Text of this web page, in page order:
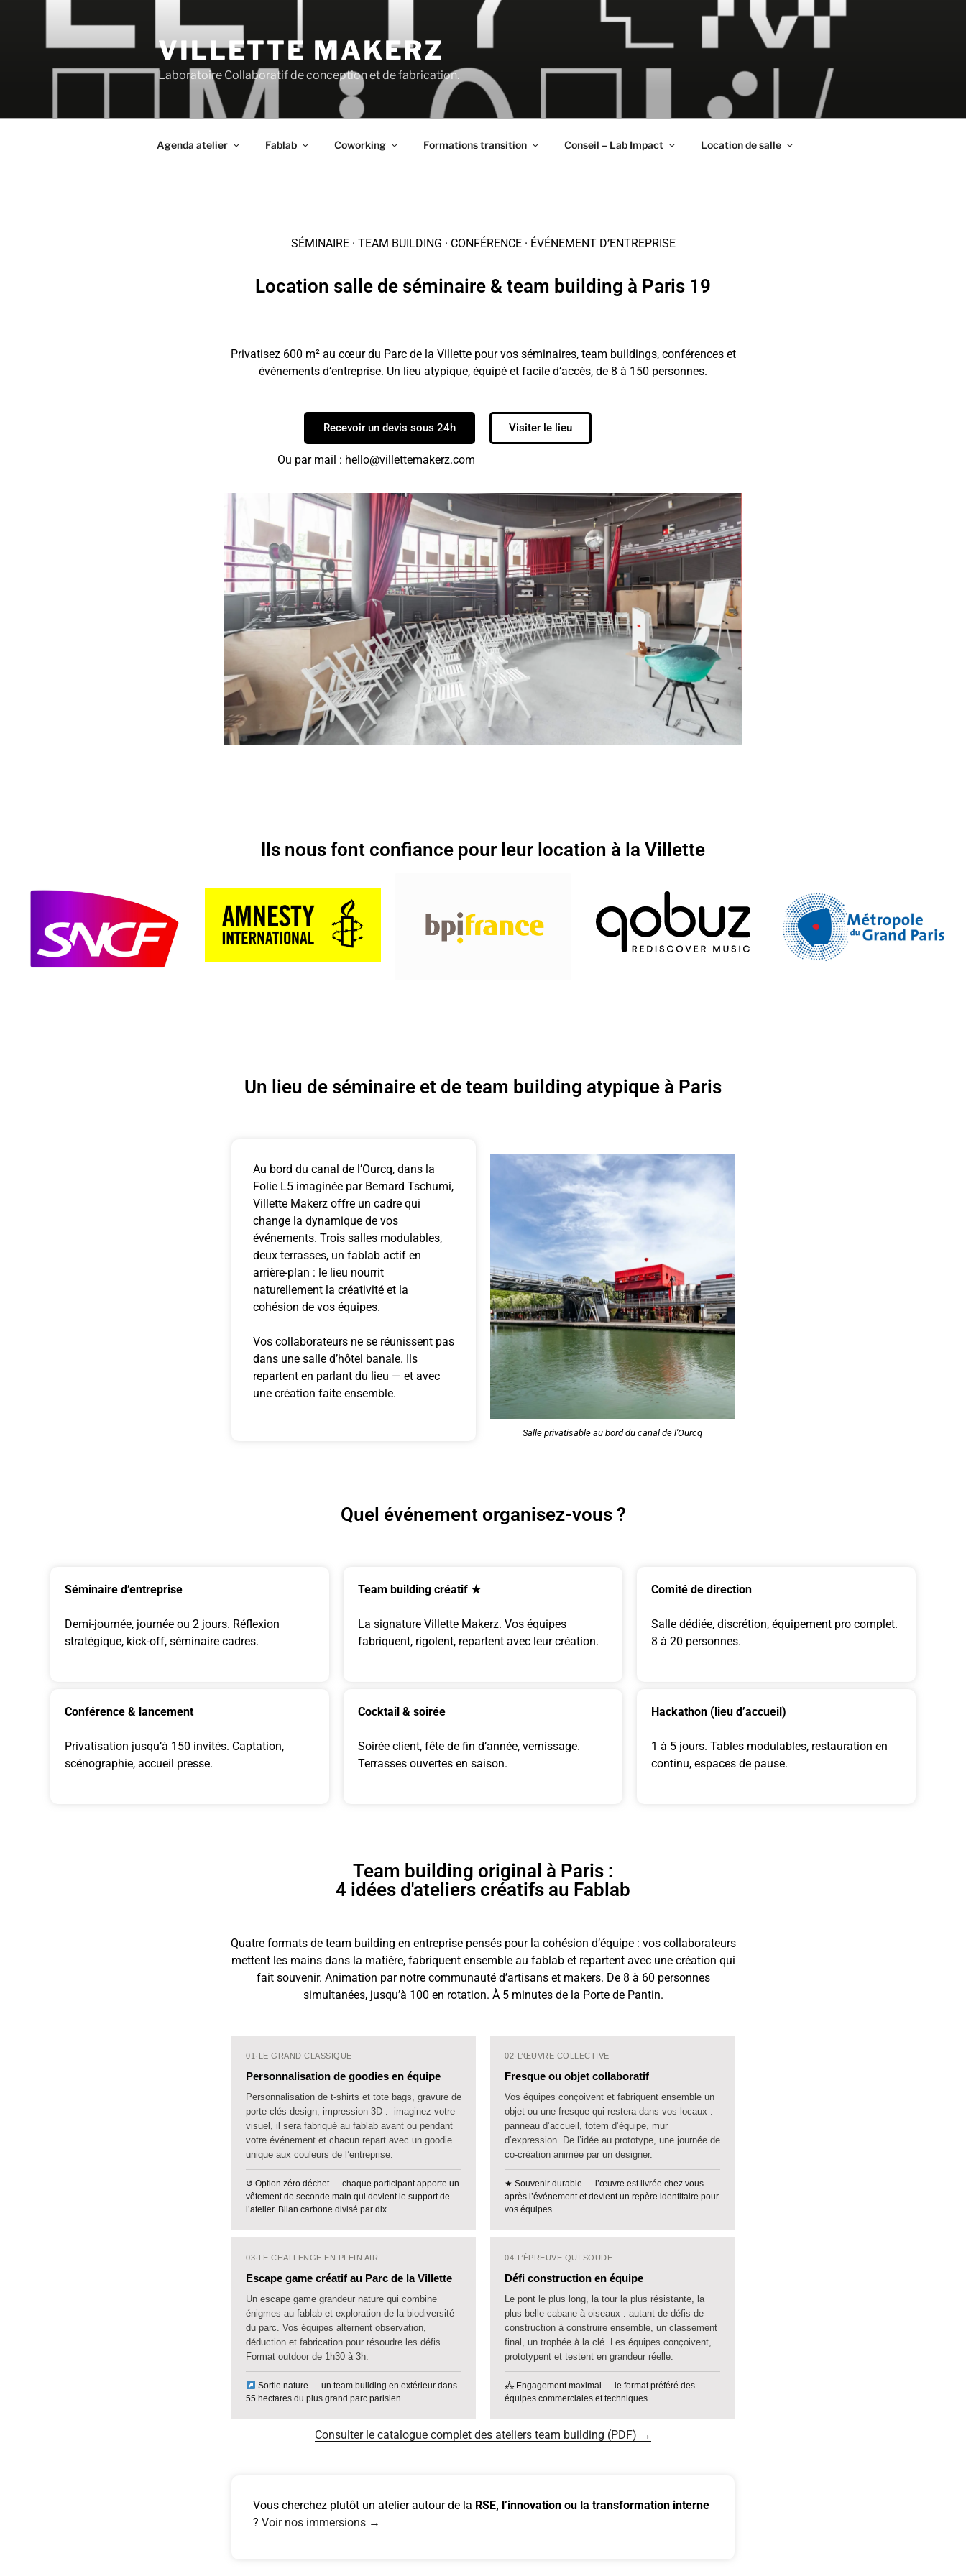
VILLETTE MAKERZ
Laboratoire Collaboratif de conception et de fabrication.
Agenda atelier Fablab Coworking Formations transition Conseil – Lab Impact Location de salle
SÉMINAIRE · TEAM BUILDING · CONFÉRENCE · ÉVÉNEMENT D’ENTREPRISE
Location salle de séminaire & team building à Paris 19
Privatisez 600 m² au cœur du Parc de la Villette pour vos séminaires, team buildings, conférences et
événements d’entreprise. Un lieu atypique, équipé et facile d’accès, de 8 à 150 personnes.
Recevoir un devis sous 24h
Ou par mail : hello@villettemakerz.com
Visiter le lieu
Ils nous font confiance pour leur location à la Villette
Un lieu de séminaire et de team building atypique à Paris
Au bord du canal de l’Ourcq, dans la
Folie L5 imaginée par Bernard Tschumi,
Villette Makerz offre un cadre qui
change la dynamique de vos
événements. Trois salles modulables,
deux terrasses, un fablab actif en
arrière-plan : le lieu nourrit
naturellement la créativité et la
cohésion de vos équipes.
Vos collaborateurs ne se réunissent pas
dans une salle d’hôtel banale. Ils
repartent en parlant du lieu — et avec
une création faite ensemble.
Salle privatisable au bord du canal de l'Ourcq
Quel événement organisez-vous ?
Séminaire d’entreprise
Demi-journée, journée ou 2 jours. Réflexion
stratégique, kick-off, séminaire cadres.
Conférence & lancement
Privatisation jusqu’à 150 invités. Captation,
scénographie, accueil presse.
Team building créatif ★
La signature Villette Makerz. Vos équipes
fabriquent, rigolent, repartent avec leur création.
Cocktail & soirée
Soirée client, fête de fin d’année, vernissage.
Terrasses ouvertes en saison.
Comité de direction
Salle dédiée, discrétion, équipement pro complet.
8 à 20 personnes.
Hackathon (lieu d’accueil)
1 à 5 jours. Tables modulables, restauration en
continu, espaces de pause.
Team building original à Paris :
4 idées d'ateliers créatifs au Fablab
Quatre formats de team building en entreprise pensés pour la cohésion d’équipe : vos collaborateurs
mettent les mains dans la matière, fabriquent ensemble au fablab et repartent avec une création qui
fait souvenir. Animation par notre communauté d’artisans et makers. De 8 à 60 personnes
simultanées, jusqu’à 100 en rotation. À 5 minutes de la Porte de Pantin.
01 · LE GRAND CLASSIQUE
Personnalisation de goodies en équipe
Personnalisation de t-shirts et tote bags, gravure de
porte-clés design, impression 3D : imaginez votre
visuel, il sera fabriqué au fablab avant ou pendant
votre événement et chacun repart avec un goodie
unique aux couleurs de l’entreprise.
↺ Option zéro déchet — chaque participant apporte un
vêtement de seconde main qui devient le support de
l’atelier. Bilan carbone divisé par dix.
03· LE CHALLENGE EN PLEIN AIR
Escape game créatif au Parc de la Villette
Un escape game grandeur nature qui combine
énigmes au fablab et exploration de la biodiversité
du parc. Vos équipes alternent observation,
déduction et fabrication pour résoudre les défis.
Format outdoor de 1h30 à 3h.
Sortie nature — un team building en extérieur dans
55 hectares du plus grand parc parisien.
02· L’ŒUVRE COLLECTIVE
Fresque ou objet collaboratif
Vos équipes conçoivent et fabriquent ensemble un
objet ou une fresque qui restera dans vos locaux :
panneau d’accueil, totem d’équipe, mur
d’expression. De l’idée au prototype, une journée de
co-création animée par un designer.
★ Souvenir durable — l’œuvre est livrée chez vous
après l’événement et devient un repère identitaire pour
vos équipes.
04· L’ÉPREUVE QUI SOUDE
Défi construction en équipe
Le pont le plus long, la tour la plus résistante, la
plus belle cabane à oiseaux : autant de défis de
construction à construire ensemble, un classement
final, un trophée à la clé. Les équipes conçoivent,
prototypent et testent en grandeur réelle.
⁂ Engagement maximal — le format préféré des
équipes commerciales et techniques.
Consulter le catalogue complet des ateliers team building (PDF) →
Vous cherchez plutôt un atelier autour de la RSE, l’innovation ou la transformation interne
? Voir nos immersions →